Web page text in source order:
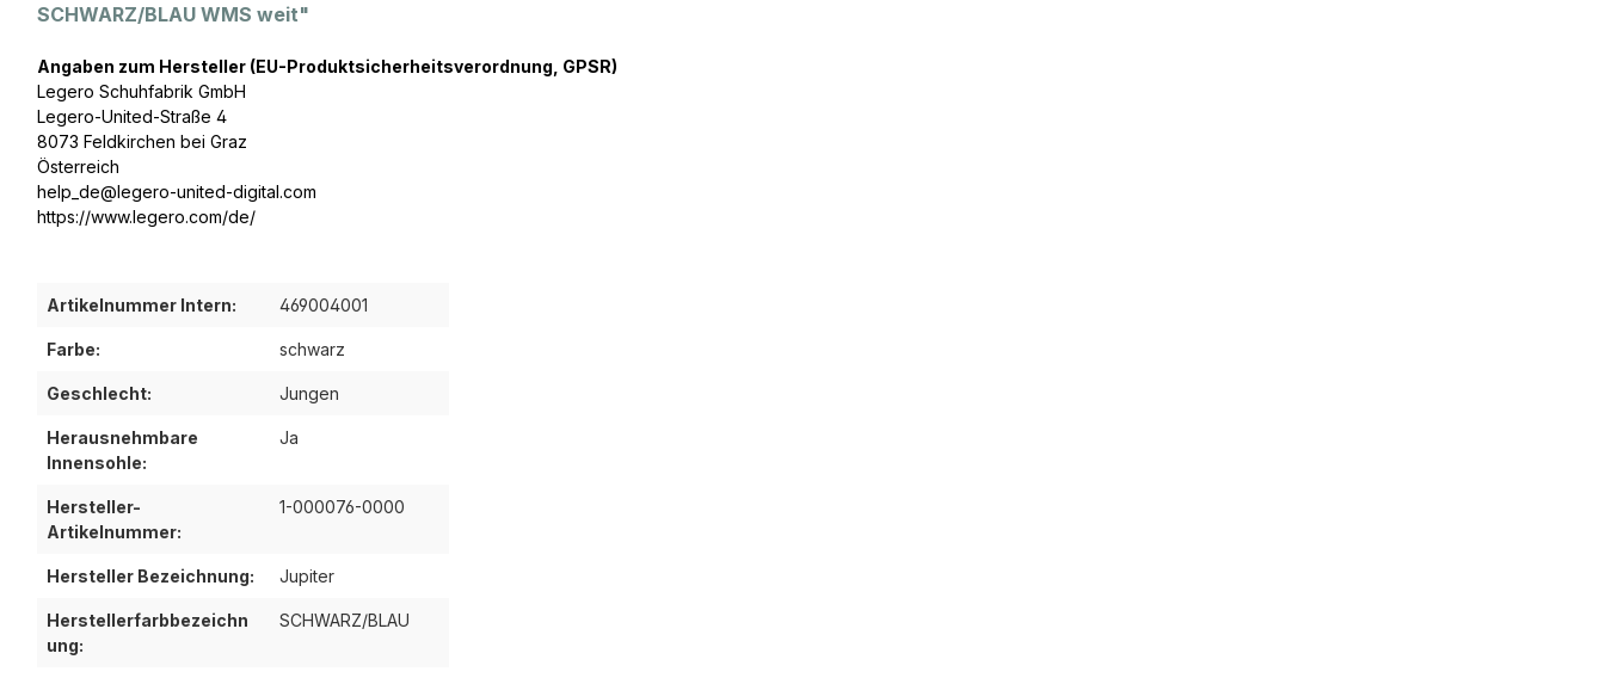
SCHWARZ/BLAU WMS weit"
Angaben zum Hersteller (EU-Produktsicherheitsverordnung, GPSR)
Legero Schuhfabrik GmbH
Legero-United-Straße 4
8073 Feldkirchen bei Graz
Österreich
help_de@legero-united-digital.com
https://www.legero.com/de/
Artikelnummer Intern: 469004001
Farbe: schwarz
Geschlecht: Jungen
Herausnehmbare
Innensohle:
Ja
Hersteller-
Artikelnummer:
1-000076-0000
Hersteller Bezeichnung: Jupiter
Herstellerfarbbezeichn
ung:
SCHWARZ/BLAU